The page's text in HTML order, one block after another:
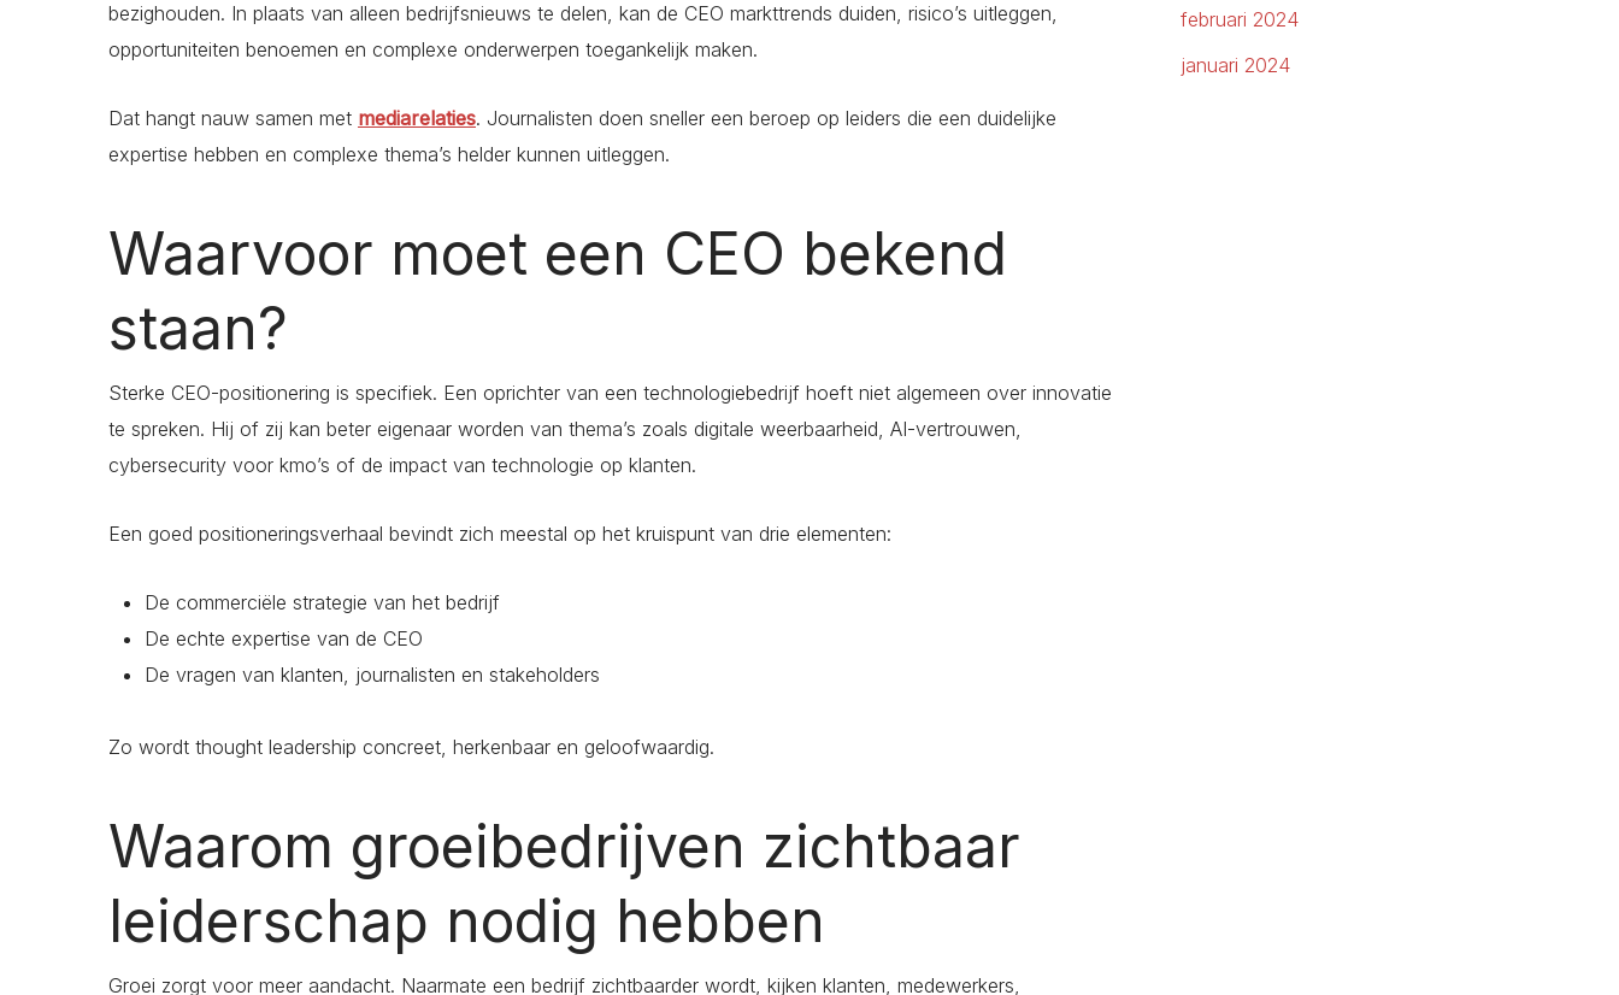
bezighouden. In plaats van alleen bedrijfsnieuws te delen, kan de CEO markttrends duiden, risico’s uitleggen,
opportuniteiten benoemen en complexe onderwerpen toegankelijk maken.
Dat hangt nauw samen met mediarelaties. Journalisten doen sneller een beroep op leiders die een duidelijke
expertise hebben en complexe thema’s helder kunnen uitleggen.
Waarvoor moet een CEO bekend
staan?
Sterke CEO-positionering is specifiek. Een oprichter van een technologiebedrijf hoeft niet algemeen over innovatie
te spreken. Hij of zij kan beter eigenaar worden van thema’s zoals digitale weerbaarheid, AI-vertrouwen,
cybersecurity voor kmo’s of de impact van technologie op klanten.
Een goed positioneringsverhaal bevindt zich meestal op het kruispunt van drie elementen:
De commerciële strategie van het bedrijf
De echte expertise van de CEO
De vragen van klanten, journalisten en stakeholders
Zo wordt thought leadership concreet, herkenbaar en geloofwaardig.
Waarom groeibedrijven zichtbaar
leiderschap nodig hebben
Groei zorgt voor meer aandacht. Naarmate een bedrijf zichtbaarder wordt, kijken klanten, medewerkers,
februari 2024
januari 2024